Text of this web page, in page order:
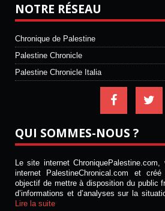
NOTRE RÉSEAU
Chronique de Palestine
Palestine Chronicle
Palestine Chronicle Italia
QUI SOMMES-NOUS ?
Le site internet
internet PalestineChronical.com et
objectif de mettre à disposition du public
d’informations et d’analyses sur la
Lire la suite